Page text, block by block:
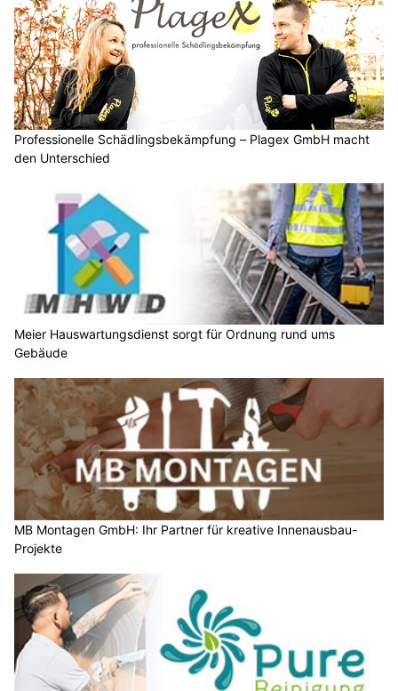
Professionelle Schädlingsbekämpfung – Plagex GmbH macht
den Unterschied
Meier Hauswartungsdienst sorgt für Ordnung rund ums
Gebäude
MB Montagen GmbH: Ihr Partner für kreative Innenausbau-
Projekte